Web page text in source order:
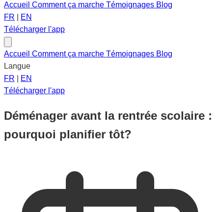
Accueil Comment ça marche Témoignages Blog
FR
EN
Télécharger l'app
Accueil Comment ça marche Témoignages Blog
Langue
FR
EN
Télécharger l'app
Déménager avant la rentrée scolaire :
pourquoi planifier tôt?